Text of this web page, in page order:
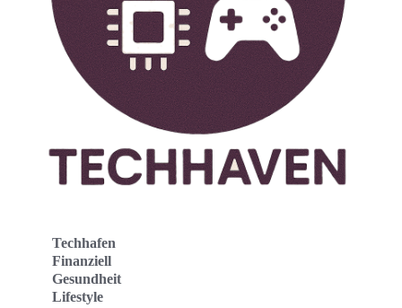
Techhafen
Finanziell
Gesundheit
Lifestyle